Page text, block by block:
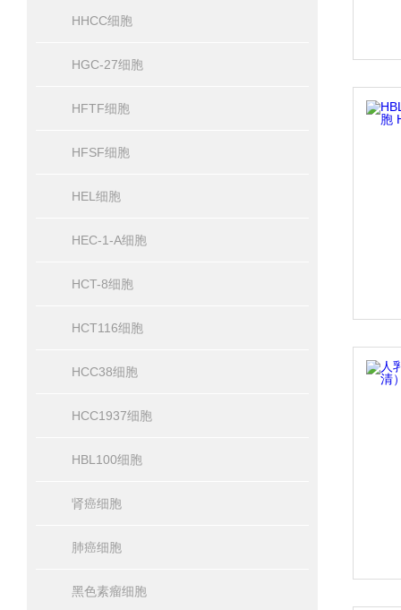
HHCC细胞
HGC-27细胞
HFTF细胞
HFSF细胞
HEL细胞
HEC-1-A细胞
HCT-8细胞
HCT116细胞
HCC38细胞
HCC1937细胞
HBL100细胞
肾癌细胞
肺癌细胞
黑色素瘤细胞